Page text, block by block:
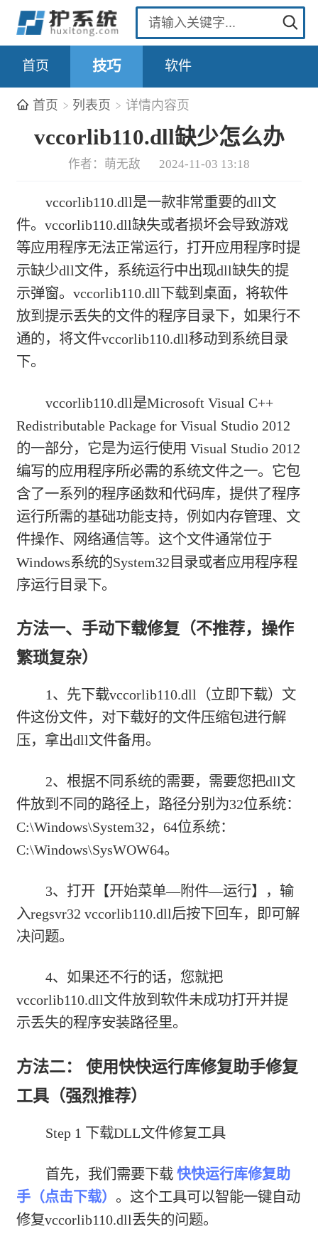
首页 技巧 软件
首页 列表页 详情内容页
vccorlib110.dll缺少怎么办
作者：萌无敌 2024-11-03 13:18
vccorlib110.dll是一款非常重要的dll文
件。vccorlib110.dll缺失或者损坏会导致游戏
等应用程序无法正常运行，打开应用程序时提
示缺少dll文件，系统运行中出现dll缺失的提
示弹窗。vccorlib110.dll下载到桌面，将软件
放到提示丢失的文件的程序目录下，如果行不
通的，将文件vccorlib110.dll移动到系统目录
下。
vccorlib110.dll是Microsoft Visual C++
Redistributable Package for Visual Studio 2012
的一部分，它是为运行使用 Visual Studio 2012
编写的应用程序所必需的系统文件之一。它包
含了一系列的程序函数和代码库，提供了程序
运行所需的基础功能支持，例如内存管理、文
件操作、网络通信等。这个文件通常位于
Windows系统的System32目录或者应用程序程
序运行目录下。
方法一、手动下载修复（不推荐，操作
繁琐复杂）
1、先下载vccorlib110.dll（立即下载） 文
件这份文件，对下载好的文件压缩包进行解
压，拿出dll文件备用。
2、根据不同系统的需要，需要您把dll文
件放到不同的路径上，路径分别为32位系统：
C:\Windows\System32，64位系统：
C:\Windows\SysWOW64。
3、打开【开始菜单—附件—运行】，输
入regsvr32 vccorlib110.dll后按下回车，即可解
决问题。
4、如果还不行的话，您就把
vccorlib110.dll文件放到软件未成功打开并提
示丢失的程序安装路径里。
方法二： 使用快快运行库修复助手修复
工具（强烈推荐）
Step 1 下载DLL文件修复工具
首先，我们需要下载 快快运行库修复助
手（点击下载） 。这个工具可以智能一键自动
修复vccorlib110.dll丢失的问题。